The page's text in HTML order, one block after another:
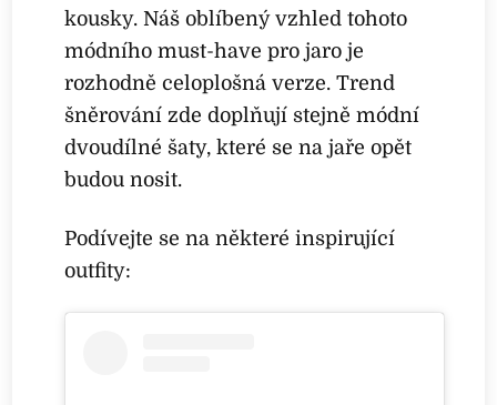
kousky. Náš oblíbený vzhled tohoto
módního must-have pro jaro je
rozhodně celoplošná verze. Trend
šněrování zde doplňují stejně módní
dvoudílné šaty, které se na jaře opět
budou nosit.
Podívejte se na některé inspirující
outfity: